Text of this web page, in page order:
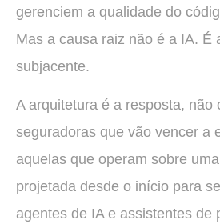
gerenciem a qualidade do
Mas a causa raiz não é a IA. É
subjacente.
A arquitetura é a resposta, não
seguradoras que vão vencer a
aquelas que operam sobre
projetada desde o início para
agentes de IA e assistentes de